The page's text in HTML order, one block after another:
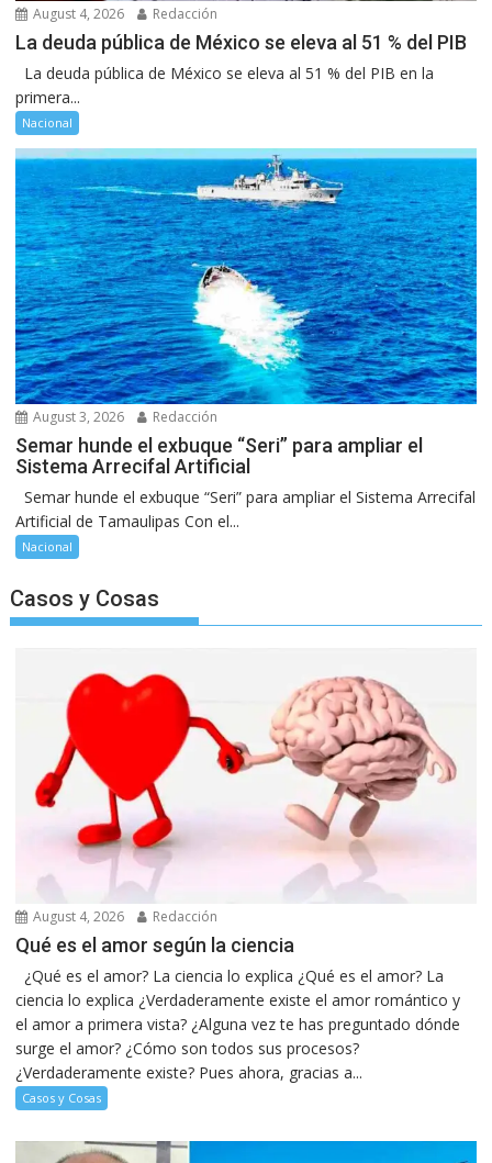
August 4, 2026 Redacción
La deuda pública de México se eleva al 51 % del PIB
La deuda pública de México se eleva al 51 % del PIB en la
primera...
Nacional
August 3, 2026 Redacción
Semar hunde el exbuque “Seri” para ampliar el
Sistema Arrecifal Artificial
Semar hunde el exbuque “Seri” para ampliar el Sistema Arrecifal
Artificial de Tamaulipas Con el...
Nacional
Casos y Cosas
August 4, 2026 Redacción
Qué es el amor según la ciencia
¿Qué es el amor? La ciencia lo explica ¿Qué es el amor? La
ciencia lo explica ¿Verdaderamente existe el amor romántico y
el amor a primera vista? ¿Alguna vez te has preguntado dónde
surge el amor? ¿Cómo son todos sus procesos?
¿Verdaderamente existe? Pues ahora, gracias a...
Casos y Cosas